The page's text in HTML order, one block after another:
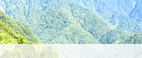
え
る
ま
ち
駒
ヶ